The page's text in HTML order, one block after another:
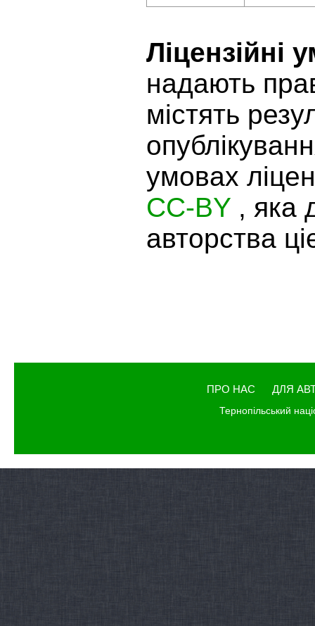
Ліцензійні
надають
містять
умовах
CC-BY , яка
авторства
ПРО НАС ДЛЯ
Тернопільський